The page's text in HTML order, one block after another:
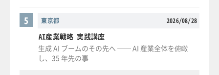
東京都 2026/08/28
5
AI産業戦略 実践講座
生成 AI ブームのその先へ ── AI 産業全体を俯瞰
し、35 年先の事